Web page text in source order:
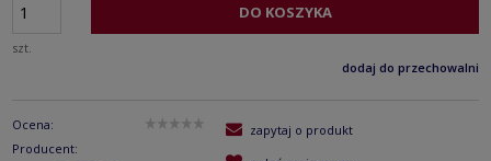
szt.
DO KOSZYKA
dodaj do przechowalni
Ocena:
Producent:
zapytaj o produkt